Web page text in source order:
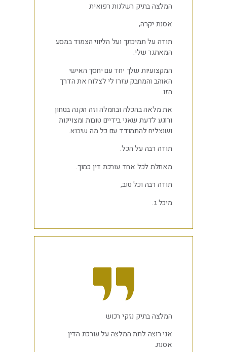
המלצה בתיק רשלנות רפואית
אסנת יקרה,
תודה על תמיכתך ועל הליווי הצמוד במסע
המאתגר שלי.
המקצועיות שלך יחד עם יחסך האישי
האוהב והמחבק עזרו לי לצלוח את הדרך
הזו.
את מלאה בהכלה ובחמלה וזה הקנה בטחון
ורוגע לדעת שאני בידיים טובות ומצויינות
ושנצליח להתמודד עם כל מה שיבוא.
תודה רבה על הכל.
מאחלת לכל אחד עורכת דין כמוך.
תודה רבה וכל טוב,
מיכל ג.
המלצה בתיק נזקי רכוש
אני רוצה לתת המלצה על עורכת הדין
אסנת.